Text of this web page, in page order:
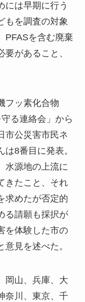
には早期に行う
もを調査の対象
PFASを含む廃棄
があること、
フッ素化合物
る連絡会」から
市公災害市民ネ
8番目に発表。
水源地の上流に
きたこと、それ
求めたが否定的
る請願も採択が
を体験した市の
見を述べた。
岡山、兵庫、大
奈川、東京、千